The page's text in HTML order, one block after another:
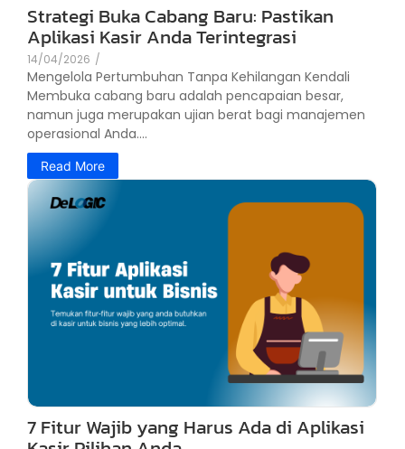
Strategi Buka Cabang Baru: Pastikan
Aplikasi Kasir Anda Terintegrasi
14/04/2026 /
Mengelola Pertumbuhan Tanpa Kehilangan Kendali
Membuka cabang baru adalah pencapaian besar,
namun juga merupakan ujian berat bagi manajemen
operasional Anda....
Read More
7 Fitur Wajib yang Harus Ada di Aplikasi